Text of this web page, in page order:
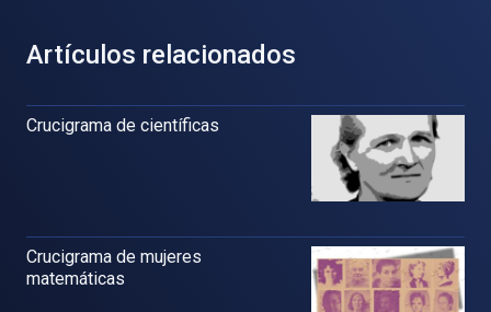
Artículos relacionados
Crucigrama de científicas
Crucigrama de mujeres
matemáticas